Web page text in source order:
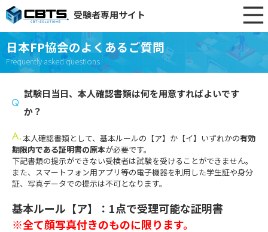
受験者専用サイト
日本FP協会のよくあるご質問
Frequently asked questions
試験日当日、本人確認書類は何を用意すればよいです
か？
本人確認書類として、基本ルールの【ア】か【イ】いずれかの有効
期限内である証明書の原本が必要です。
下記書類の提示ができない受検者は試験を受けることができません。
また、スマートフォン用アプリ等の電子機器を利用した学生証や身分
証、写真データでの提示は不可となります。
基本ルール【ア】：1点で受理可能な証明書
※全て顔写真付きのものに限ります。